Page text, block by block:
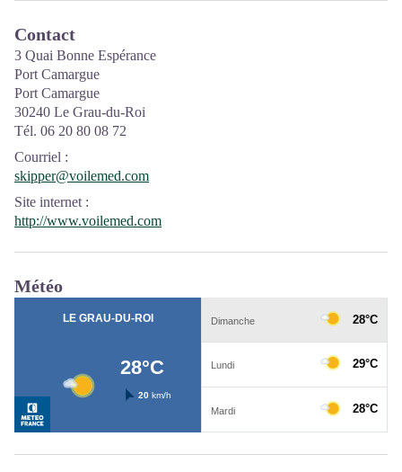
Contact
3 Quai Bonne Espérance
Port Camargue
Port Camargue
30240 Le Grau-du-Roi
Tél. 06 20 80 08 72
Courriel :
skipper@voilemed.com
Site internet :
http://www.voilemed.com
Météo